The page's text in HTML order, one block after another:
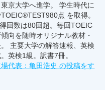
京大学へ進学。 学生時代に
点 を取得。
回数は80回超。毎回TOEIC
向を随時オリジナル教材・
主要大学の解答速報、英検
英検1級。訳書7冊。
代表：亀田浩史 の投稿をす